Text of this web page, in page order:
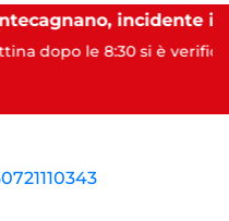
dopo le 8:30 si è verificato